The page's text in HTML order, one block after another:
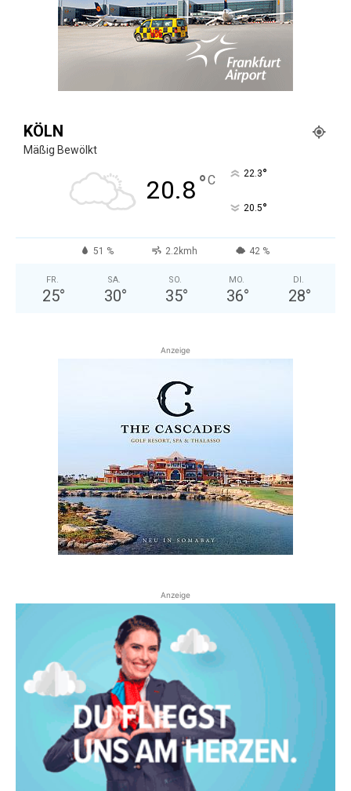
KÖLN
Mäßig Bewölkt
20.8°C 22.3°
20.5°
51 % 2.2kmh 42 %
FR.
25°
SA.
30°
SO.
35°
MO.
36°
DI.
28°
Anzeige
Anzeige